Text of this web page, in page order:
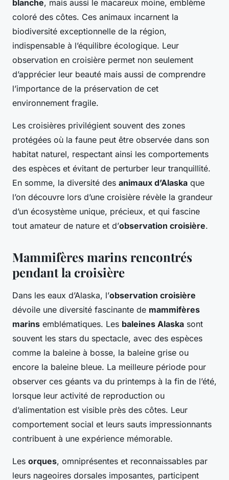
blanche, mais aussi le macareux moine, emblème
coloré des côtes. Ces animaux incarnent la
biodiversité exceptionnelle de la région,
indispensable à l’équilibre écologique. Leur
observation en croisière permet non seulement
d’apprécier leur beauté mais aussi de comprendre
l’importance de la préservation de cet
environnement fragile.
Les croisières privilégient souvent des zones
protégées où la faune peut être observée dans son
habitat naturel, respectant ainsi les comportements
des espèces et évitant de perturber leur tranquillité.
En somme, la diversité des animaux d’Alaska que
l’on découvre lors d’une croisière révèle la grandeur
d’un écosystème unique, précieux, et qui fascine
tout amateur de nature et d’observation croisière.
Mammifères marins rencontrés
pendant la croisière
Dans les eaux d’Alaska, l’observation croisière
dévoile une diversité fascinante de mammifères
marins emblématiques. Les baleines Alaska sont
souvent les stars du spectacle, avec des espèces
comme la baleine à bosse, la baleine grise ou
encore la baleine bleue. La meilleure période pour
observer ces géants va du printemps à la fin de l’été,
lorsque leur activité de reproduction ou
d’alimentation est visible près des côtes. Leur
comportement social et leurs sauts impressionnants
contribuent à une expérience mémorable.
Les orques, omniprésentes et reconnaissables par
leurs nageoires dorsales imposantes, participent